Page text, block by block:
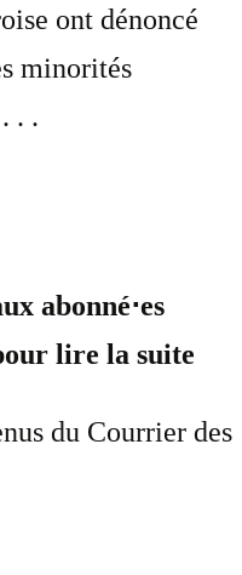
ont dénoncé
minorités
. .
abonné⋅es
lire la suite
du Courrier des